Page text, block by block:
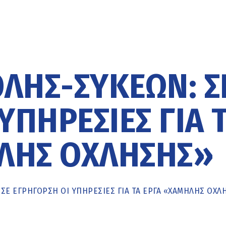
ΣΥΚΕΏΝ:
ΓΙΑ
ΌΧΛΗΣΗΣ»
ΕΓΡΉΓΟΡΣΗ ΟΙ ΥΠΗΡΕΣΊΕΣ ΓΙΑ ΤΑ ΈΡΓΑ «ΧΑΜΗΛΉΣ